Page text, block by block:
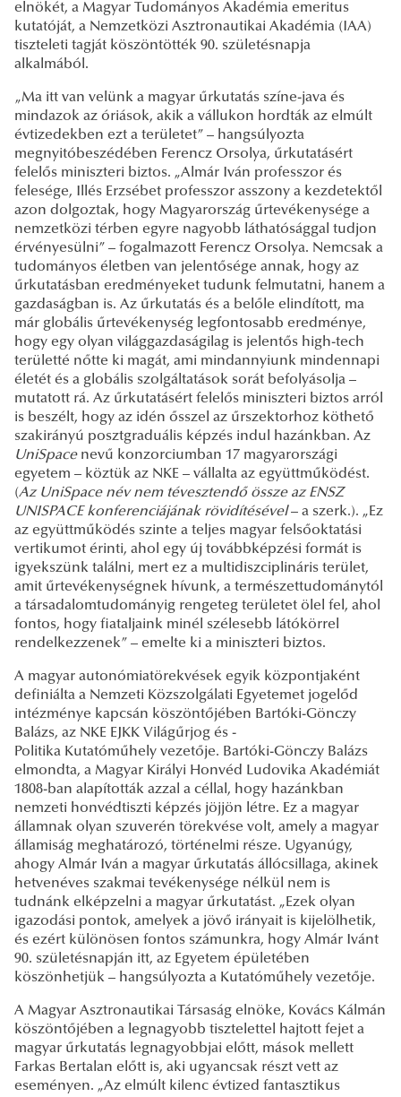
elnökét, a Magyar Tudományos Akadémia emeritus
kutatóját, a Nemzetközi Asztronautikai Akadémia (IAA)
tiszteleti tagját köszöntötték 90. születésnapja
alkalmából.
„Ma itt van velünk a magyar űrkutatás színe-java és
mindazok az óriások, akik a vállukon hordták az elmúlt
évtizedekben ezt a területet” – hangsúlyozta
megnyitóbeszédében Ferencz Orsolya, űrkutatásért
felelős miniszteri biztos. „Almár Iván professzor és
felesége, Illés Erzsébet professzor asszony a kezdetektől
azon dolgoztak, hogy Magyarország űrtevékenysége a
nemzetközi térben egyre nagyobb láthatósággal tudjon
érvényesülni” – fogalmazott Ferencz Orsolya. Nemcsak a
tudományos életben van jelentősége annak, hogy az
űrkutatásban eredményeket tudunk felmutatni, hanem a
gazdaságban is. Az űrkutatás és a belőle elindított, ma
már globális űrtevékenység legfontosabb eredménye,
hogy egy olyan világgazdaságilag is jelentős high-tech
területté nőtte ki magát, ami mindannyiunk mindennapi
életét és a globális szolgáltatások sorát befolyásolja –
mutatott rá. Az űrkutatásért felelős miniszteri biztos arról
is beszélt, hogy az idén ősszel az űrszektorhoz köthető
szakirányú posztgraduális képzés indul hazánkban. Az
UniSpace nevű konzorciumban 17 magyarországi
egyetem – köztük az NKE – vállalta az együttműködést.
(Az UniSpace név nem tévesztendő össze az ENSZ
UNISPACE konferenciájának rövidítésével– a szerk.). „Ez
az együttműködés szinte a teljes magyar felsőoktatási
vertikumot érinti, ahol egy új továbbképzési formát is
igyekszünk találni, mert ez a multidiszciplináris terület,
amit űrtevékenységnek hívunk, a természettudománytól
a társadalomtudományig rengeteg területet ölel fel, ahol
fontos, hogy fiataljaink minél szélesebb látókörrel
rendelkezzenek” – emelte ki a miniszteri biztos.
A magyar autonómiatörekvések egyik központjaként
definiálta a Nemzeti Közszolgálati Egyetemet jogelőd
intézménye kapcsán köszöntőjében Bartóki-Gönczy
Balázs, az NKE EJKK Világűrjog és -
Politika Kutatóműhely vezetője. Bartóki-Gönczy Balázs
elmondta, a Magyar Királyi Honvéd Ludovika Akadémiát
1808-ban alapították azzal a céllal, hogy hazánkban
nemzeti honvédtiszti képzés jöjjön létre. Ez a magyar
államnak olyan szuverén törekvése volt, amely a magyar
államiság meghatározó, történelmi része. Ugyanúgy,
ahogy Almár Iván a magyar űrkutatás állócsillaga, akinek
hetvenéves szakmai tevékenysége nélkül nem is
tudnánk elképzelni a magyar űrkutatást. „Ezek olyan
igazodási pontok, amelyek a jövő irányait is kijelölhetik,
és ezért különösen fontos számunkra, hogy Almár Ivánt
90. születésnapján itt, az Egyetem épületében
köszönhetjük – hangsúlyozta a Kutatóműhely vezetője.
A Magyar Asztronautikai Társaság elnöke, Kovács Kálmán
köszöntőjében a legnagyobb tisztelettel hajtott fejet a
magyar űrkutatás legnagyobbjai előtt, mások mellett
Farkas Bertalan előtt is, aki ugyancsak részt vett az
eseményen. „Az elmúlt kilenc évtized fantasztikus